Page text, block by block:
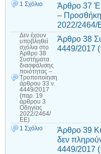
1 Σχόλιο
Άρθρο 37
–
2022/2464/
Δεν έχουν
υποβληθεί
σχόλια στο
Άρθρο 38
Συστήματα
διασφάλισης
ποιότητας –
Τροποποίηση
άρθρου 33 ν.
4449/2017
(παρ. 19
άρθρου 3
Οδηγίας
2022/2464/
ΕΕ)
Άρθρο 38
4449/2017
1 Σχόλιο
Άρθρο 39
δεν
4449/2017